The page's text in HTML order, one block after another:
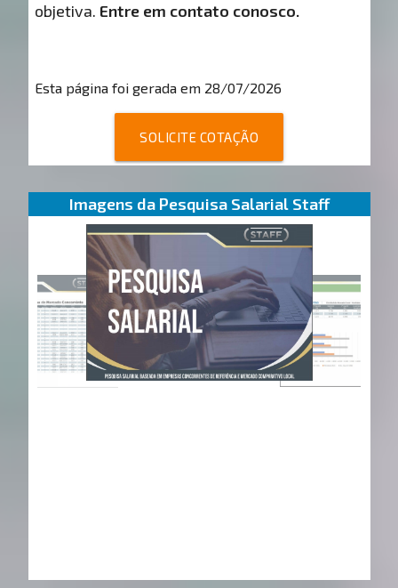
objetiva. Entre em contato conosco.
Esta página foi gerada em 28/07/2026
SOLICITE COTAÇÃO
Imagens da Pesquisa Salarial Staff